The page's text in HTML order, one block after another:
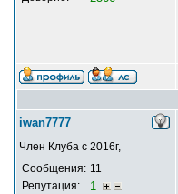
iwan7777
Член Клуба с 2016г,
Сообщения: 11
Репутация:
1